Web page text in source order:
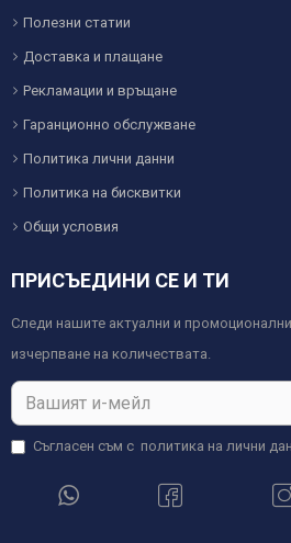
Полезни статии
Доставка и плащане
Рекламации и връщане
Гаранционно обслужване
Политика лични данни
Политика на бисквитки
Общи условия
ПРИСЪЕДИНИ СЕ И ТИ
Следи нашите актуални и
изчерпване на количествата.
Съгласен съм с политика на лични